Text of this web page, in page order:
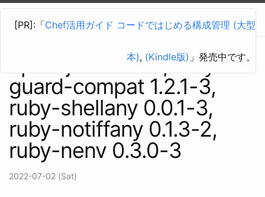
vdrめも
[PR]:「Chef活用ガイド コードではじめる構成管理 (大型
本), (Kindle版) 」発売中です。
open-jtalk 1.11-2, ruby-
guard-compat 1.2.1-3,
ruby-shellany 0.0.1-3,
ruby-notiffany 0.1.3-2,
ruby-nenv 0.3.0-3
2022-07-02 (Sat)